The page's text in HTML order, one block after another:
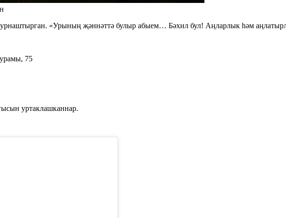
«Урының җәннәттә булыр абыем… Бәхил бул! Аңларлык hәм
75
уртаклашканнар.